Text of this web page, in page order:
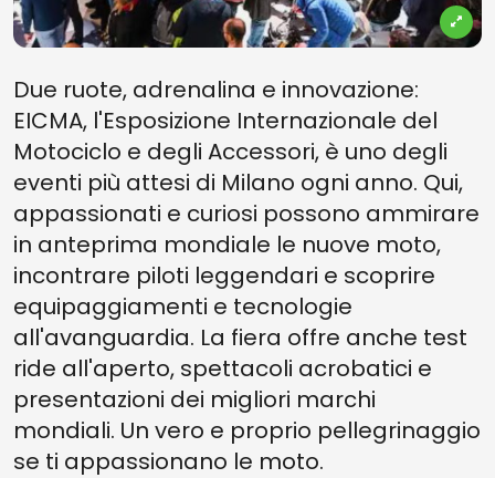
Due ruote, adrenalina e innovazione:
EICMA, l'Esposizione Internazionale del
Motociclo e degli Accessori, è uno degli
eventi più attesi di Milano ogni anno. Qui,
appassionati e curiosi possono ammirare
in anteprima mondiale le nuove moto,
incontrare piloti leggendari e scoprire
equipaggiamenti e tecnologie
all'avanguardia. La fiera offre anche test
ride all'aperto, spettacoli acrobatici e
presentazioni dei migliori marchi
mondiali. Un vero e proprio pellegrinaggio
se ti appassionano le moto.